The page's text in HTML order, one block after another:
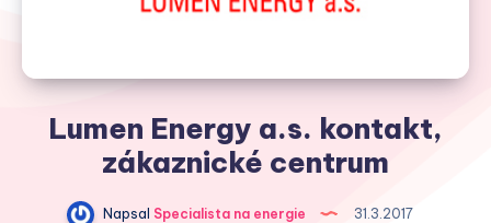
Lumen Energy a.s. kontakt,
zákaznické centrum
Napsal Specialista na energie
31.3.2017